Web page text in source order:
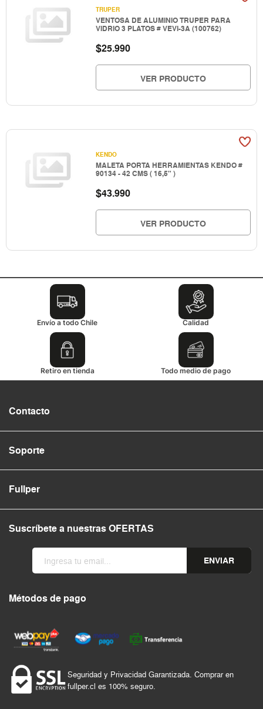
TRUPER
VENTOSA DE ALUMINIO TRUPER PARA
VIDRIO 3 PLATOS # VEVI-3A (100762)
$25.990
VER PRODUCTO
KENDO
MALETA PORTA HERRAMIENTAS KENDO #
90134 - 42 CMS ( 16,5" )
$43.990
VER PRODUCTO
Envío a todo Chile Calidad
Retiro en tienda Todo medio de pago
Contacto
Soporte
Fullper
Suscríbete a nuestras OFERTAS
ENVIAR
Métodos de pago
Seguridad y Privacidad Garantizada. Comprar en
fullper.cl es 100% seguro.